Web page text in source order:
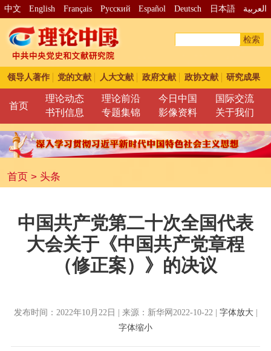
中文 English Français Pусский Español Deutsch 日本語 العربية
检索
领导人著作 党的文献 人大文献 政府文献 政协文献 研究成果
首页
理论动态 理论前沿 今日中国
国际交流
书刊信息
专题集锦 影像资料 关于我们
首页> 头条
中国共产党第二十次全国代表
大会关于《中国共产党章程
（修正案）》的决议
发布时间：2022年10月22日 | 来源：新华网2022-10-22 | 字体放大|
字体缩小